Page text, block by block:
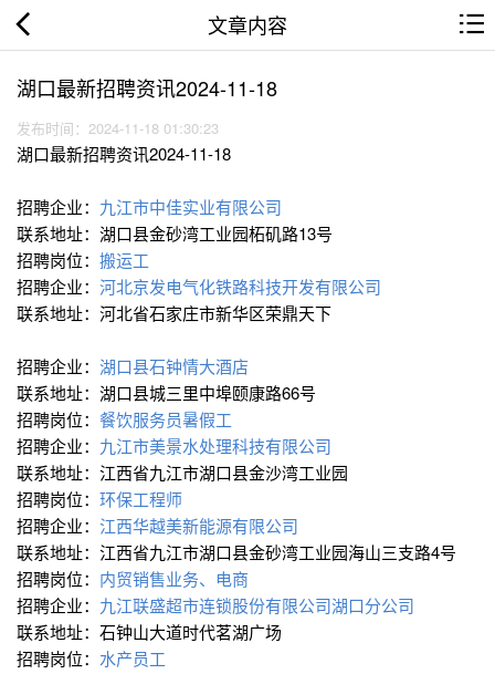
文章内容
湖口最新招聘资讯2024-11-18
发布时间：2024-11-18 01:30:23
湖口最新招聘资讯2024-11-18
招聘企业： 九江市中佳实业有限公司
联系地址：湖口县金砂湾工业园柘矶路13号
招聘岗位： 搬运工
招聘企业： 河北京发电气化铁路科技开发有限公司
联系地址：河北省石家庄市新华区荣鼎天下
招聘企业： 湖口县石钟情大酒店
联系地址：湖口县城三里中埠颐康路66号
招聘岗位： 餐饮服务员暑假工
招聘企业： 九江市美景水处理科技有限公司
联系地址：江西省九江市湖口县金沙湾工业园
招聘岗位： 环保工程师
招聘企业： 江西华越美新能源有限公司
联系地址：江西省九江市湖口县金砂湾工业园海山三支路4号
招聘岗位： 内贸销售业务、电商
招聘企业： 九江联盛超市连锁股份有限公司湖口分公司
联系地址：石钟山大道时代茗湖广场
招聘岗位： 水产员工